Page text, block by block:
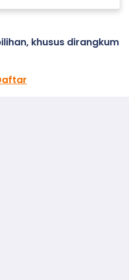
khusus dirangkum